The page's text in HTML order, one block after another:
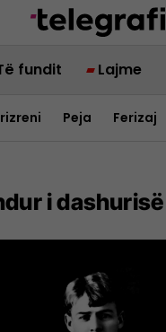
fundit Lajme
Peja Ferizaj
i dashurisë